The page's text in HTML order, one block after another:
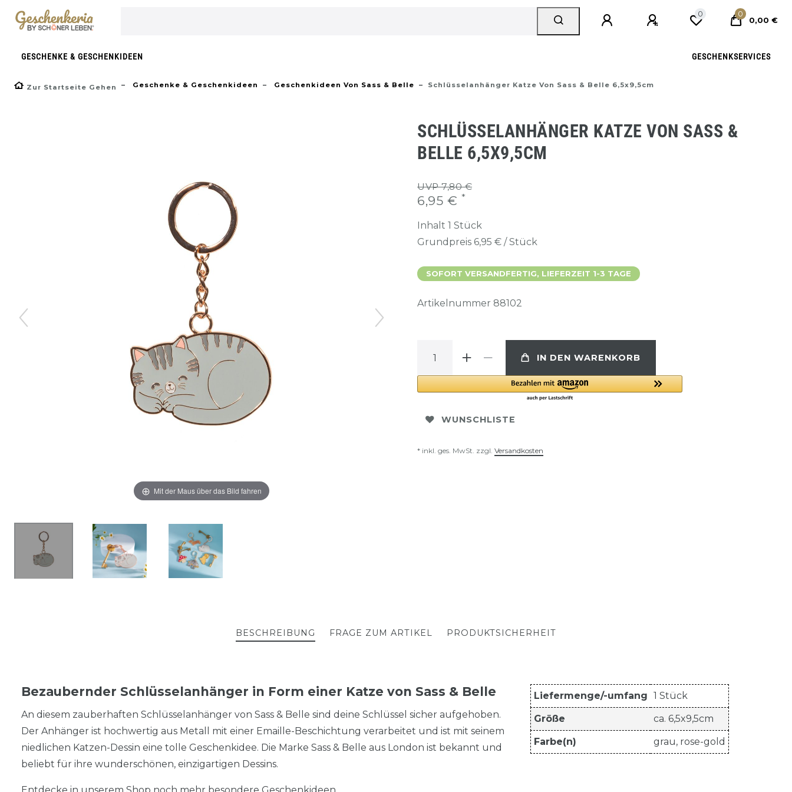
0 0
0,00 €
GESCHENKE & GESCHENKIDEEN GESCHENKSERVICES
Zur Startseite Gehen Geschenke & Geschenkideen Geschenkideen Von Sass & Belle Schlüsselanhänger Katze Von Sass & Belle 6,5x9,5cm
Mit der Maus über das Bild fahren
SCHLÜSSELANHÄNGER KATZE VON SASS &
BELLE 6,5X9,5CM
UVP 7,80 €
6,95 € *
Inhalt 1 Stück
Grundpreis 6,95 € / Stück
SOFORT VERSANDFERTIG, LIEFERZEIT 1-3 TAGE
Artikelnummer 88102
IN DEN WARENKORB
WUNSCHLISTE
* inkl. ges. MwSt. zzgl. Versandkosten
BESCHREIBUNG FRAGE ZUM ARTIKEL PRODUKTSICHERHEIT
Bezaubernder Schlüsselanhänger in Form einer Katze von Sass & Belle
An diesem zauberhaften Schlüsselanhänger von Sass & Belle sind deine Schlüssel sicher aufgehoben.
Der Anhänger ist hochwertig aus Metall mit einer Emaille-Beschichtung verarbeitet und ist mit seinem
niedlichen Katzen-Dessin eine tolle Geschenkidee. Die Marke Sass & Belle aus London ist bekannt und
beliebt für ihre wunderschönen, einzigartigen Dessins.
Liefermenge/-umfang 1 Stück
Größe ca. 6,5x9,5cm
Farbe(n) grau, rose-gold